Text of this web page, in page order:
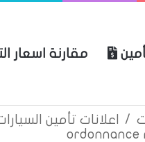
مقارنة اسعارالرئيسية عن
/ اعلانات تأمين